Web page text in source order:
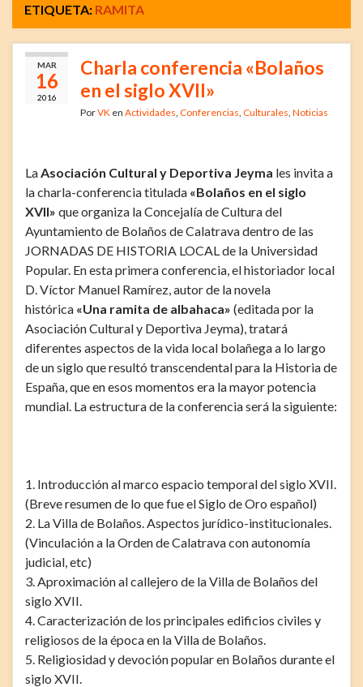
ETIQUETA: RAMITA
MAR
16
2016
Charla conferencia «Bolaños
en el siglo XVII»
PorVK en Actividades Conferencias Culturales Noticias
La Asociación Cultural y Deportiva Jeyma les invita a
la charla-conferencia titulada «Bolaños en el siglo
XVII» que organiza la Concejalía de Cultura del
Ayuntamiento de Bolaños de Calatrava dentro de las
JORNADAS DE HISTORIA LOCAL de la Universidad
Popular. En esta primera conferencia, el historiador local
D. Víctor Manuel Ramírez, autor de la novela
histórica «Una ramita de albahaca» (editada por la
Asociación Cultural y Deportiva Jeyma), tratará
diferentes aspectos de la vida local bolañega a lo largo
de un siglo que resultó transcendental para la Historia de
España, que en esos momentos era la mayor potencia
mundial. La estructura de la conferencia será la siguiente:
1. Introducción al marco espacio temporal del siglo XVII.
(Breve resumen de lo que fue el Siglo de Oro español)
2. La Villa de Bolaños. Aspectos jurídico-institucionales.
(Vinculación a la Orden de Calatrava con autonomía
judicial, etc)
3. Aproximación al callejero de la Villa de Bolaños del
siglo XVII.
4. Caracterización de los principales edificios civiles y
religiosos de la época en la Villa de Bolaños.
5. Religiosidad y devoción popular en Bolaños durante el
siglo XVII.